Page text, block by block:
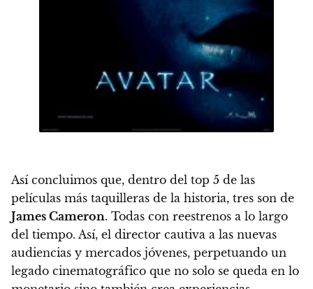
Así concluimos que, dentro del top 5 de las
películas más taquilleras de la historia, tres son de
James Cameron. Todas con reestrenos a lo largo
del tiempo. Así, el director cautiva a las nuevas
audiencias y mercados jóvenes, perpetuando un
legado cinematográfico que no solo se queda en lo